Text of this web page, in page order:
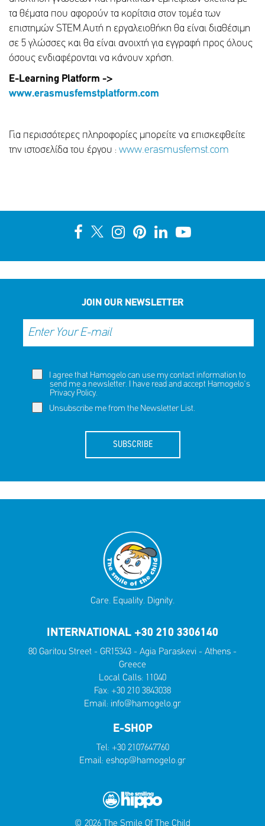
τα θέματα που αφορούν τα κορίτσια στον τομέα των
επιστημών STEM.Αυτή η εργαλειοθήκη θα είναι διαθέσιμη
σε 5 γλώσσες και θα είναι ανοιχτή για εγγραφή προς όλους
όσους ενδιαφέρονται να κάνουν χρήση.
Ε-Learning Platform ->
www.erasmusfemstplatform.com
Για περισσότερες πληροφορίες μπορείτε να επισκεφθείτε
την ιστοσελίδα του έργου : www.erasmusfemst.com
JOIN OUR NEWSLETTER
I agree that Hamogelo can use my contact information to
send me a newsletter. I have read and accept Hamogelo's
Privacy Policy.
Unsubscribe me from the Newsletter List.
SUBSCRIBE
Care. Equality. Dignity.
INTERNATIONAL +30 210 3306140
80 Garitou Street - GR15343 - Agia Paraskevi - Athens -
Greece
Local Calls: 11040
Fax: +30 210 3843038
Email: info@hamogelo.gr
E-SHOP
Tel: +30 2107647760
Email: eshop@hamogelo.gr
© 2026 The Smile Of The Child